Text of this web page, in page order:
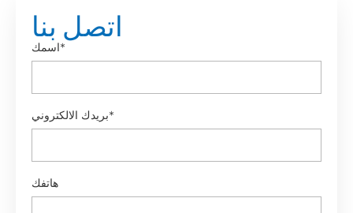
اتصل بنا
اسمك*
بريدك الالكتروني*
هاتفك